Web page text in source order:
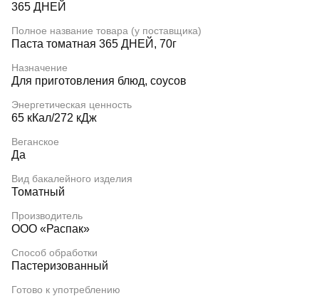
365 ДНЕЙ
Полное название товара (у поставщика)
Паста томатная 365 ДНЕЙ, 70г
Назначение
Для приготовления блюд, соусов
Энергетическая ценность
65 кКал/272 кДж
Веганское
Да
Вид бакалейного изделия
Томатный
Производитель
ООО «Распак»
Способ обработки
Пастеризованный
Готово к употреблению